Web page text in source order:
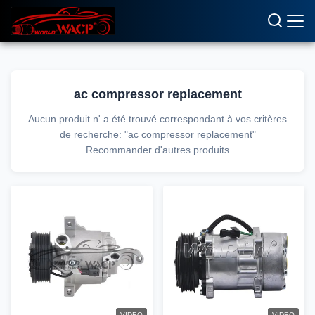
ac compressor replacement
Aucun produit n' a été trouvé correspondant à vos critères
de recherche: "ac compressor replacement"
Recommander d'autres produits